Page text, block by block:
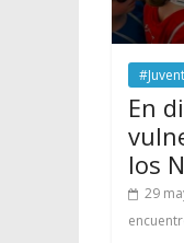
En
los
29